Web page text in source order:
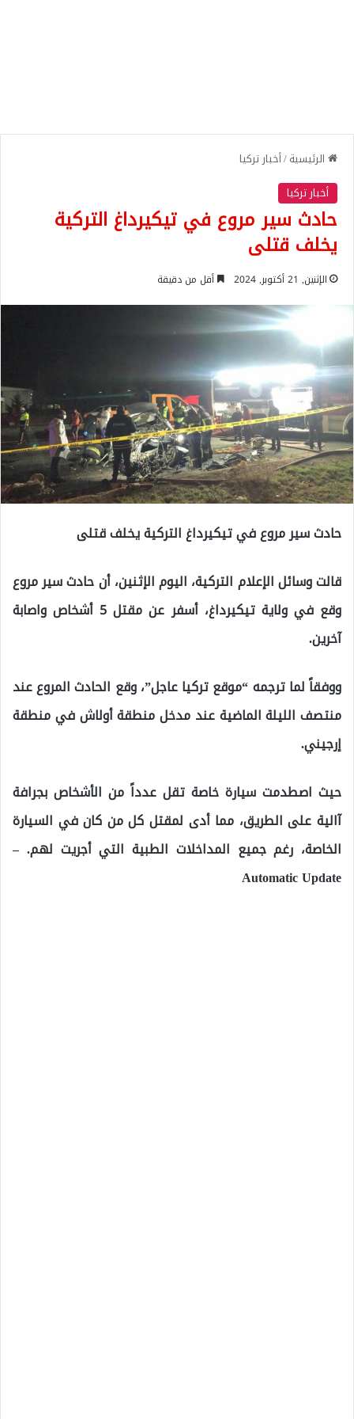
الرئيسية/أخبار تركيا
أخبار تركيا
حادث سير مروع في تيكيرداغ التركية
يخلف قتلى
الإثنين, 21 أكتوبر, 2024 أقل من دقيقة
حادث سير مروع في تيكيرداغ التركية يخلف قتلى
قالت وسائل الإعلام التركية، اليوم الإثنين، أن حادث سير مروع
وقع في ولاية تيكيرداغ، أسفر عن مقتل 5 أشخاص واصابة
آخرين.
ووفقاً لما ترجمه “موقع تركيا عاجل”، وقع الحادث المروع عند
منتصف الليلة الماضية عند مدخل منطقة أولاش في منطقة
إرجيني.
حيث اصطدمت سيارة خاصة تقل عدداً من الأشخاص بجرافة
آالية على الطريق، مما أدى لمقتل كل من كان في السيارة
الخاصة، رغم جميع المداخلات الطبية التي أجريت لهم. –
Automatic Update